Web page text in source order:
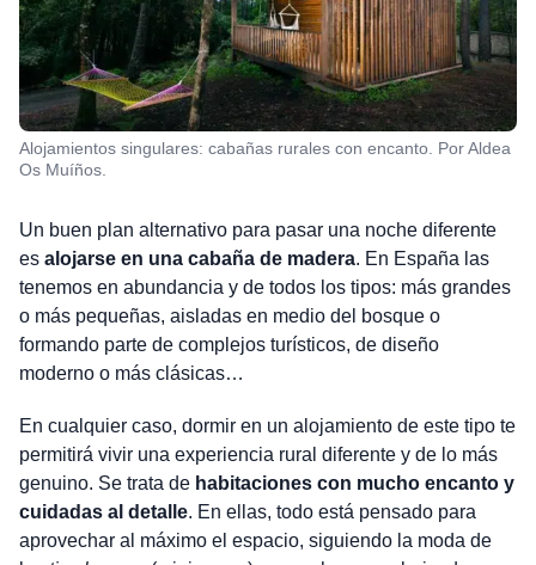
Alojamientos singulares: cabañas rurales con encanto. Por Aldea
Os Muíños.
Un buen plan alternativo para pasar una noche diferente
es alojarse en una cabaña de madera. En España las
tenemos en abundancia y de todos los tipos: más grandes
o más pequeñas, aisladas en medio del bosque o
formando parte de complejos turísticos, de diseño
moderno o más clásicas…
En cualquier caso, dormir en un alojamiento de este tipo te
permitirá vivir una experiencia rural diferente y de lo más
genuino. Se trata de habitaciones con mucho encanto y
cuidadas al detalle. En ellas, todo está pensado para
aprovechar al máximo el espacio, siguiendo la moda de